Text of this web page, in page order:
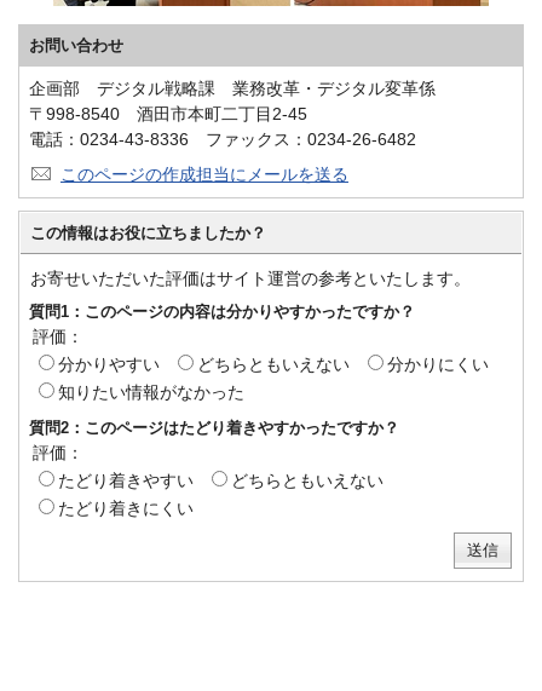
お問い合わせ
企画部 デジタル戦略課 業務改革・デジタル変革係
〒998-8540 酒田市本町二丁目2-45
電話：0234-43-8336 ファックス：0234-26-6482
このページの作成担当にメールを送る
この情報はお役に立ちましたか？
お寄せいただいた評価はサイト運営の参考といたします。
質問1：このページの内容は分かりやすかったですか？
評価：
分かりやすい
どちらともいえない
分かりにくい
知りたい情報がなかった
質問2：このページはたどり着きやすかったですか？
評価：
たどり着きやすい
どちらともいえない
たどり着きにくい